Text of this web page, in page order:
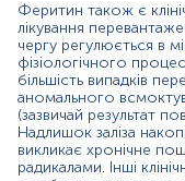
недостатня
надмірна
вагітність;
синдром
кишківника,
Феритин також є
лікування
чергу регулюється в
фізіологічного
більшість випадків
аномального
(зазвичай результат
Надлишок заліза
викликає хронічне
радикалами. Інші